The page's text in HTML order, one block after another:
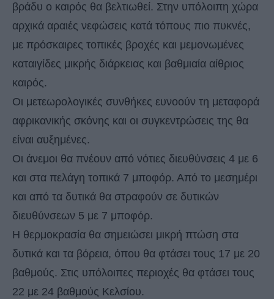
βράδυ ο καιρός θα βελτιωθεί. Στην υπόλοιπη χώρα
αρχικά αραιές νεφώσεις κατά τόπους πιο πυκνές,
με πρόσκαιρες τοπικές βροχές και μεμονωμένες
καταιγίδες μικρής διάρκειας και βαθμιαία αίθριος
καιρός.
Οι μετεωρολογικές συνθήκες ευνοούν τη μεταφορά
αφρικανικής σκόνης και οι συγκεντρώσεις της θα
είναι αυξημένες.
Οι άνεμοι θα πνέουν από νότιες διευθύνσεις 4 με 6
και στα πελάγη τοπικά 7 μποφόρ. Από το μεσημέρι
και από τα δυτικά θα στραφούν σε δυτικών
διευθύνσεων 5 με 7 μποφόρ.
Η θερμοκρασία θα σημειώσει μικρή πτώση στα
δυτικά και τα βόρεια, όπου θα φτάσει τους 17 με 20
βαθμούς. Στις υπόλοιπες περιοχές θα φτάσει τους
22 με 24 βαθμούς Κελσίου.